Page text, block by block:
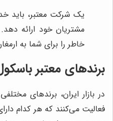
یک شرکت معتبر، باید
مشتریان خود ارائه
خاطر را برای شما به
برندهای معتبر باسکول
در بازار ایران، برندهای
فعالیت می‌کنند که هر کدام